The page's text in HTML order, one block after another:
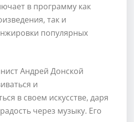
в программу как
так и
популярных
Андрей Донской
и
в своем искусстве, даря
через музыку. Его